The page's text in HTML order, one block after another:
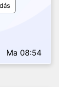
Ma 08:54